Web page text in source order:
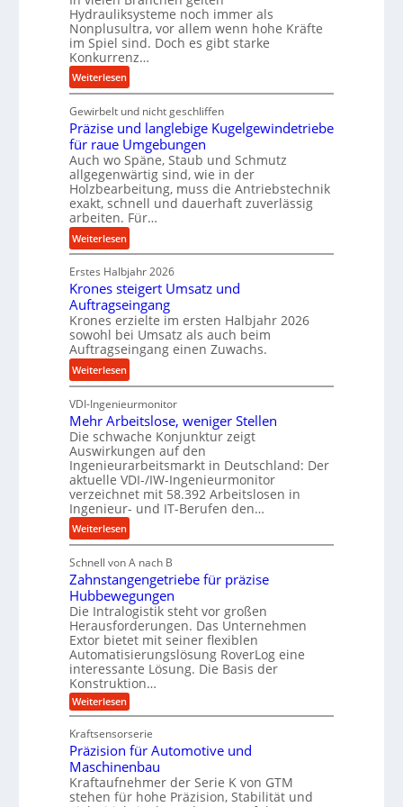
r
m
a
n
c
e
b
e
i
m
D
r
ü
c
k
p
r
o
z
e
s
s
Hydrauliksysteme noch immer als
Nonplusultra, vor allem wenn hohe Kräfte
im Spiel sind. Doch es gibt starke
Konkurrenz…
Weiterlesen:
K
u
g
e
l
g
e
w
i
n
d
e
r
i
e
b
u
n
d
H
y
d
r
a
u
l
i
m
V
e
r
g
l
e
Gewirbelt und nicht geschliffen
Präzise und langlebige Kugelgewindetriebe
für raue Umgebungen
Auch wo Späne, Staub und Schmutz
allgegenwärtig sind, wie in der
Holzbearbeitung, muss die Antriebstechnik
exakt, schnell und dauerhaft zuverlässig
arbeiten. Für…
Weiterlesen:
P
r
ä
z
i
s
e
u
n
d
l
a
n
g
l
e
b
i
g
e
K
u
g
e
l
g
e
w
i
n
d
e
t
Erstes Halbjahr 2026
Krones steigert Umsatz und
Auftragseingang
Krones erzielte im ersten Halbjahr 2026
sowohl bei Umsatz als auch beim
Auftragseingang einen Zuwachs.
Weiterlesen:
K
r
o
n
e
s
s
t
e
i
g
r
t
U
m
s
a
t
z
n
d
A
u
VDI-Ingenieurmonitor
Mehr Arbeitslose, weniger Stellen
Die schwache Konjunktur zeigt
Auswirkungen auf den
Ingenieurarbeitsmarkt in Deutschland: Der
aktuelle VDI-/IW-Ingenieurmonitor
verzeichnet mit 58.392 Arbeitslosen in
Ingenieur- und IT-Berufen den…
Weiterlesen:
M
e
h
r
A
r
b
e
i
t
s
l
o
s
e
,
Schnell von A nach B
Zahnstangengetriebe für präzise
Hubbewegungen
Die Intralogistik steht vor großen
Herausforderungen. Das Unternehmen
Extor bietet mit seiner flexiblen
Automatisierungslösung RoverLog eine
interessante Lösung. Die Basis der
Konstruktion…
Weiterlesen:
Z
h
n
s
t
a
n
Kraftsensorserie
Präzision für Automotive und
Maschinenbau
Kraftaufnehmer der Serie K von GTM
stehen für hohe Präzision, Stabilität und